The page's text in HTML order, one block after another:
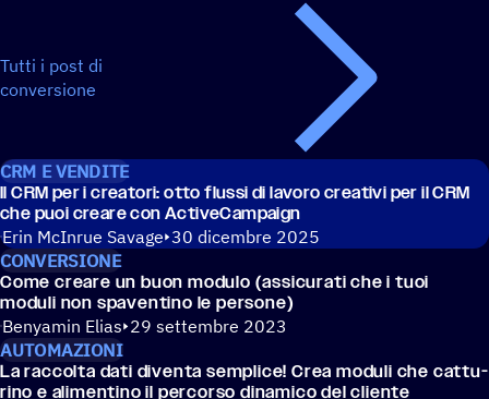
Tutti i post di
conversione
CRM E VENDITE
Il CRM per i crea­tori: otto flussi di lavoro crea­tivi per il CRM
che puoi creare con ActiveCampaign
Erin McInrue Savage 30 dicembre 2025
CONVERSIONE
Come creare un buon modulo (assi­cu­rati che i tuoi
moduli non spaven­tino le persone)
Benyamin Elias 29 settembre 2023
AUTOMAZIONI
La raccolta dati diventa semplice! Crea moduli che cattu­
rino e alimen­tino il percorso dina­mico del cliente